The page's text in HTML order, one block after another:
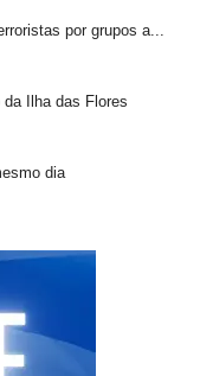
por grupos a...
Ilha das Flores
dia